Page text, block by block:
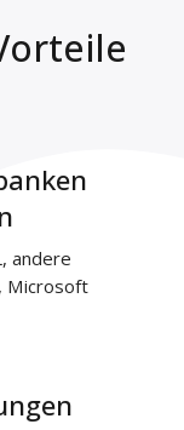
andere
Microsoft